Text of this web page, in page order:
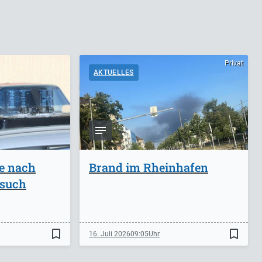
nach
bookmark_border
Privat
AKTUELLES
Brand im Rheinhafen
16. Juli 202609:05 bookmark_border